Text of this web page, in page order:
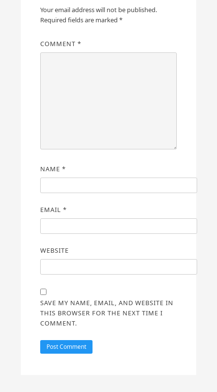
Your email address will not be published.
Required fields are marked *
COMMENT *
NAME *
EMAIL *
WEBSITE
SAVE MY NAME, EMAIL, AND WEBSITE IN
THIS BROWSER FOR THE NEXT TIME I
COMMENT.